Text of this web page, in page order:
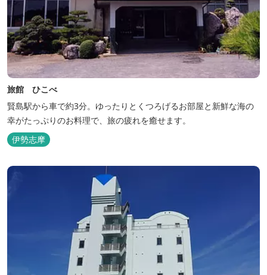
旅館 ひこべ
賢島駅から車で約3分。ゆったりとくつろげるお部屋と新鮮な海の
幸がたっぷりのお料理で、旅の疲れを癒せます。
伊勢志摩